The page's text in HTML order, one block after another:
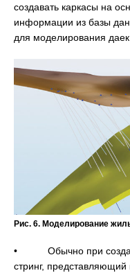
создавать каркасы на
информации из базы
для моделирования
Рис. 6. Моделирование
• Обычно при
стринг,